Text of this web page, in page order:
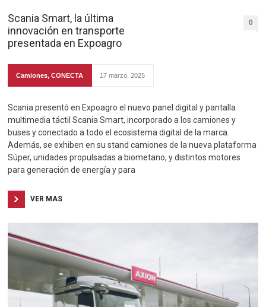
Scania Smart, la última
innovación en transporte
presentada en Expoagro
0
Camiones,CONECTA 17 marzo, 2025
Scania presentó en Expoagro el nuevo panel digital y pantalla
multimedia táctil Scania Smart, incorporado a los camiones y
buses y conectado a todo el ecosistema digital de la marca.
Además, se exhiben en su stand camiones de la nueva plataforma
Súper, unidades propulsadas a biometano, y distintos motores
para generación de energía y para
VER MAS